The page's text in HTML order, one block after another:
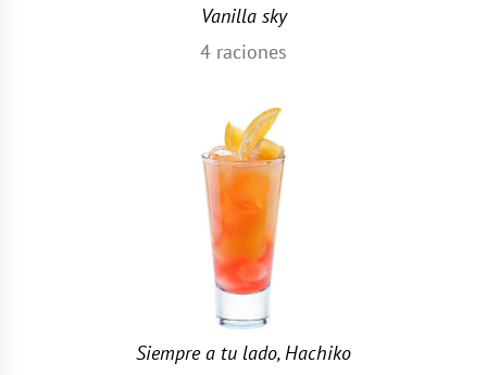
Vanilla sky
4 raciones
Siempre a tu lado, Hachiko